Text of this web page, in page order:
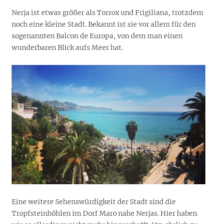
Nerja ist etwas größer als Torrox und Frigiliana, trotzdem
noch eine kleine Stadt. Bekannt ist sie vor allem für den
sogenannten Balcon de Europa, von dem man einen
wunderbaren Blick aufs Meer hat.
Eine weitere Sehenswürdigkeit der Stadt sind die
Tropfsteinhöhlen im Dorf Maro nahe Nerjas. Hier haben